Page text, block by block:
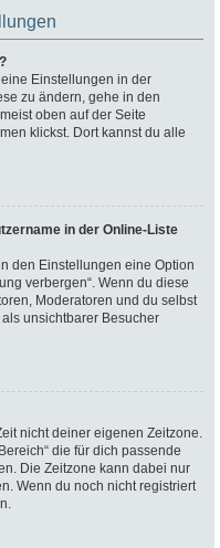
Einstellungen in der
zu ändern, gehe in den
oben auf der Seite
klickst. Dort kannst du alle
in der Online-Liste
den Einstellungen eine Option
verbergen“. Wenn du diese
Moderatoren und du selbst
unsichtbarer Besucher
nicht deiner eigenen Zeitzone.
die für dich passende
Die Zeitzone kann dabei nur
Wenn du noch nicht registriert